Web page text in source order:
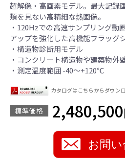
超解像・高画素モデル。最大記録
類を見ない高精細な熱画像。
・120Hzでの高速サンプリング動
アップを強化した高機能フラッグ
・構造物診断用モデル
・コンクリート構造物や建築物外
・測定温度範囲 -40～+120℃
カタログはこちらからダウン
標準価格 2,480,500
お問